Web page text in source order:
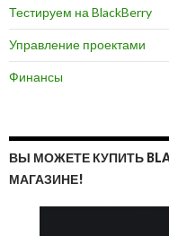
Тестируем на BlackBerry
Управление проектами
Финансы
ВЫ МОЖЕТЕ КУПИТЬ
МАГАЗИНЕ!